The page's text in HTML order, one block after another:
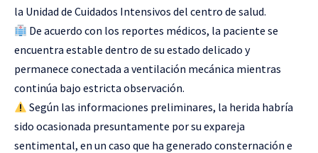
la Unidad de Cuidados Intensivos del centro de salud.
De acuerdo con los reportes médicos, la paciente se
encuentra estable dentro de su estado delicado y
permanece conectada a ventilación mecánica mientras
continúa bajo estricta observación.
Según las informaciones preliminares, la herida habría
sido ocasionada presuntamente por su expareja
sentimental, en un caso que ha generado consternación e